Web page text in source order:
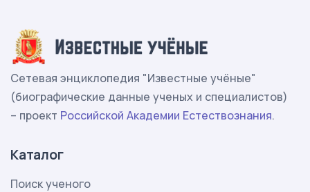
Сетевая энциклопедия "Известные учёные"
(биографические данные ученых и специалистов)
– проект Российской Академии Естествознания.
Каталог
Поиск ученого